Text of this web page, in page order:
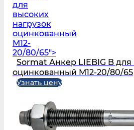
для
высоких
нагрузок
оцинкованный
M12-
20/80/65">
Sormat Анкер LIEBIG B для
оцинкованный M12-20/80/65
Узнать цену